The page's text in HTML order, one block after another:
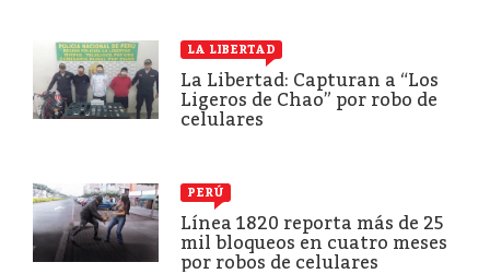
LA LIBERTAD
La Libertad: Capturan a “Los
Ligeros de Chao” por robo de
celulares
PERÚ
Línea 1820 reporta más de 25
mil bloqueos en cuatro meses
por robos de celulares